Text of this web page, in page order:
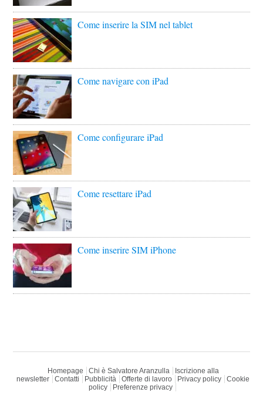
Come inserire la SIM nel tablet
Come navigare con iPad
Come configurare iPad
Come resettare iPad
Come inserire SIM iPhone
Homepage Chi è Salvatore Aranzulla
Iscrizione alla
newsletter
Contatti Pubblicità Offerte di lavoro Privacy policy
Cookie
policy
Preferenze privacy